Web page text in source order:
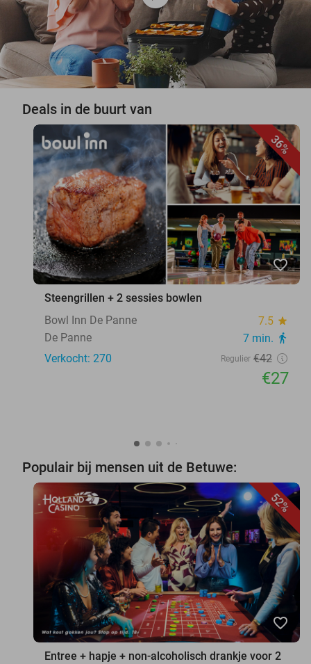
Deals in de buurt van
36%
favorite_border
Steengrillen + 2 sessies bowlen
Bowl Inn De Panne
7.5 star
De Panne 7 min. directions_walk
Verkocht: 270 Regulier €42
€27
Populair bij mensen uit de Betuwe:
52%
favorite_border
Entree + hapje + non-alcoholisch drankje voor 2